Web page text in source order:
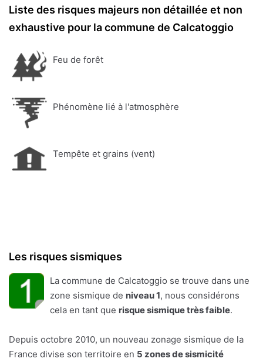
Liste des risques majeurs non détaillée et non
exhaustive pour la commune de Calcatoggio
Feu de forêt
Phénomène lié à l'atmosphère
Tempête et grains (vent)
Les risques sismiques
La commune de Calcatoggio se trouve dans une
zone sismique de niveau 1, nous considérons
cela en tant que risque sismique très faible.
Depuis octobre 2010, un nouveau zonage sismique de la
France divise son territoire en 5 zones de sismicité